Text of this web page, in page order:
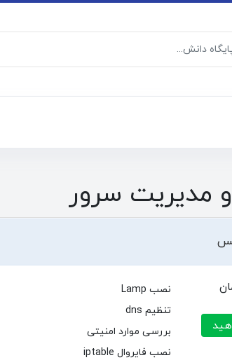
مدیریت سرور
نصب Lamp
تنظیم dns
بررسی موارد امنیتی
نصب فایروال iptable